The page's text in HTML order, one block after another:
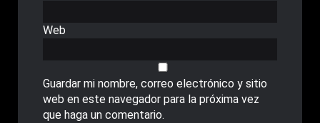
Web
Guardar mi nombre, correo electrónico y sitio
web en este navegador para la próxima vez
que haga un comentario.